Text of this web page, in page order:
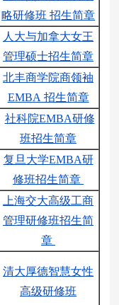
略研修班 招生简章
人大与加拿大女王
管理硕士招生简章
北丰商学院商领袖
EMBA 招生简章
社科院EMBA研修
班招生简章
复旦大学EMBA研
修班招生简章
上海交大高级工商
管理研修班招生简
章
清大厚德智慧女性
高级研修班